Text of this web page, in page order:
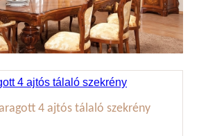
4 ajtós tálaló szekrény